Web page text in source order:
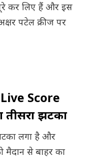
कर लिए हैं और इस
पटेल क्रीज पर
Score
तीसरा झटका
लगा है और
मैदान से बाहर का